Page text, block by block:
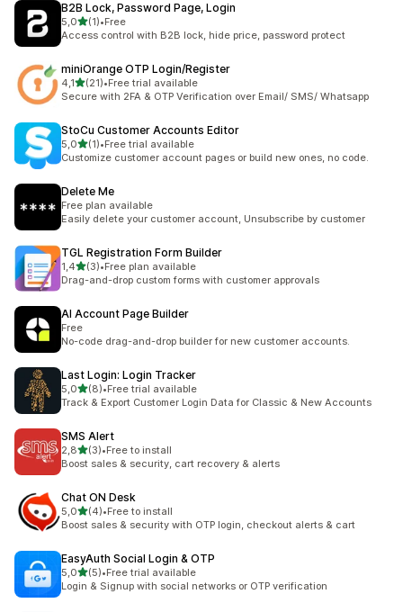
B2B Lock, Password Page, Login
5,0de 5 estrelas
(1)
1 total de avaliações
•Free
Access control with B2B lock, hide price, password protect
miniOrange OTP Login/Register
4,1de 5 estrelas
(21)
21 total de avaliações
•Free trial available
Secure with 2FA & OTP Verification over Email/ SMS/ Whatsapp
StoCu Customer Accounts Editor
5,0de 5 estrelas
(1)
1 total de avaliações
•Free trial available
Customize customer account pages or build new ones, no code.
Delete Me
Free plan available
Easily delete your customer account, Unsubscribe by customer
TGL Registration Form Builder
1,4de 5 estrelas
(3)
3 total de avaliações
•Free plan available
Drag-and-drop custom forms with customer approvals
AI Account Page Builder
Free
No-code drag-and-drop builder for new customer accounts.
Last Login: Login Tracker
5,0de 5 estrelas
(8)
8 total de avaliações
•Free trial available
Track & Export Customer Login Data for Classic & New Accounts
SMS Alert
2,8de 5 estrelas
(3)
3 total de avaliações
•Free to install
Boost sales & security, cart recovery & alerts
Chat ON Desk
5,0de 5 estrelas
(4)
4 total de avaliações
•Free to install
Boost sales & security with OTP login, checkout alerts & cart
EasyAuth Social Login & OTP
5,0de 5 estrelas
(5)
5 total de avaliações
•Free trial available
Login & Signup with social networks or OTP verification